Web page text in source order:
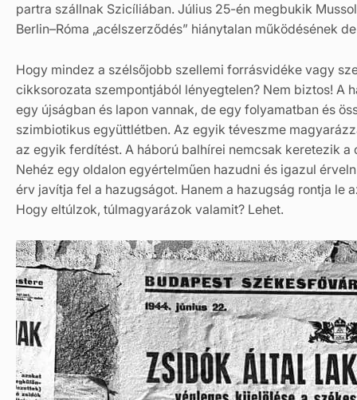
partra szállnak Szicíliában. Július 25-én megbukik
Berlin–Róma „acélszerződés” hiánytalan működésének
Hogy mindez a szélsőjobb szellemi forrásvidéke vagy
cikksorozata szempontjából lényegtelen? Nem biztos! A
egy újságban és lapon vannak, de egy folyamatban és
szimbiotikus együttlétben. Az egyik téveszme
az egyik ferdítést. A háború balhírei nemcsak keretezik
Nehéz egy oldalon egyértelműen hazudni és igazul
érv javítja fel a hazugságot. Hanem a hazugság rontja le
Hogy eltúlzok, túlmagyarázok valamit? Lehet.